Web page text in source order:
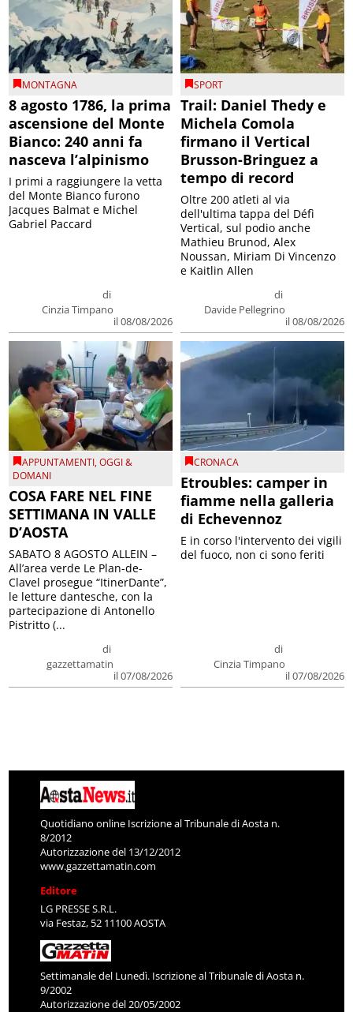
MONTAGNA
8 agosto 1786, la prima
ascensione del Monte
Bianco: 240 anni fa
nasceva l’alpinismo
di
Cinzia Timpano
il 08/08/2026
I primi a raggiungere la vetta
del Monte Bianco furono
Jacques Balmat e Michel
Gabriel Paccard
SPORT
Trail: Daniel Thedy e
Michela Comola
firmano il Vertical
Brusson-Bringuez a
tempo di record
di
Davide Pellegrino
il 08/08/2026
Oltre 200 atleti al via
dell'ultima tappa del Défì
Vertical, sul podio anche
Mathieu Brunod, Alex
Noussan, Miriam Di Vincenzo
e Kaitlin Allen
APPUNTAMENTI,OGGI &
DOMANI
COSA FARE NEL FINE
SETTIMANA IN VALLE
D’AOSTA
di
gazzettamatin
il 07/08/2026
SABATO 8 AGOSTO ALLEIN –
All’area verde Le Plan-de-
Clavel prosegue “ItinerDante”,
le letture dantesche, con la
partecipazione di Antonello
Pistritto (...
CRONACA
Etroubles: camper in
fiamme nella galleria
di Echevennoz
di
Cinzia Timpano
il 07/08/2026
E in corso l'intervento dei vigili
del fuoco, non ci sono feriti
Quotidiano online Iscrizione al Tribunale di Aosta n.
8/2012
Autorizzazione del 13/12/2012
www.gazzettamatin.com
Editore
LG PRESSE S.R.L.
via Festaz, 52 11100 AOSTA
Settimanale del Lunedì. Iscrizione al Tribunale di Aosta n.
9/2002
Autorizzazione del 20/05/2002